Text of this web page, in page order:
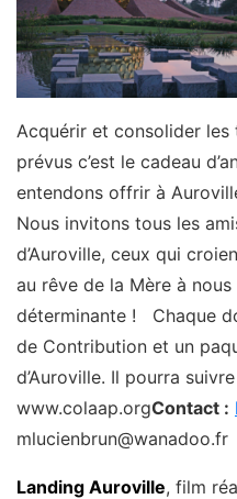
Acquérir et consolider les
prévus c’est le cadeau
entendons offrir à
Nous invitons tous les
d’Auroville, ceux qui
au rêve de la Mère à
déterminante ! Chaque
de Contribution et un
d’Auroville. Il pourra
www.colaap.orgContact :
mlucienbrun@wanadoo.fr
Landing Auroville, film